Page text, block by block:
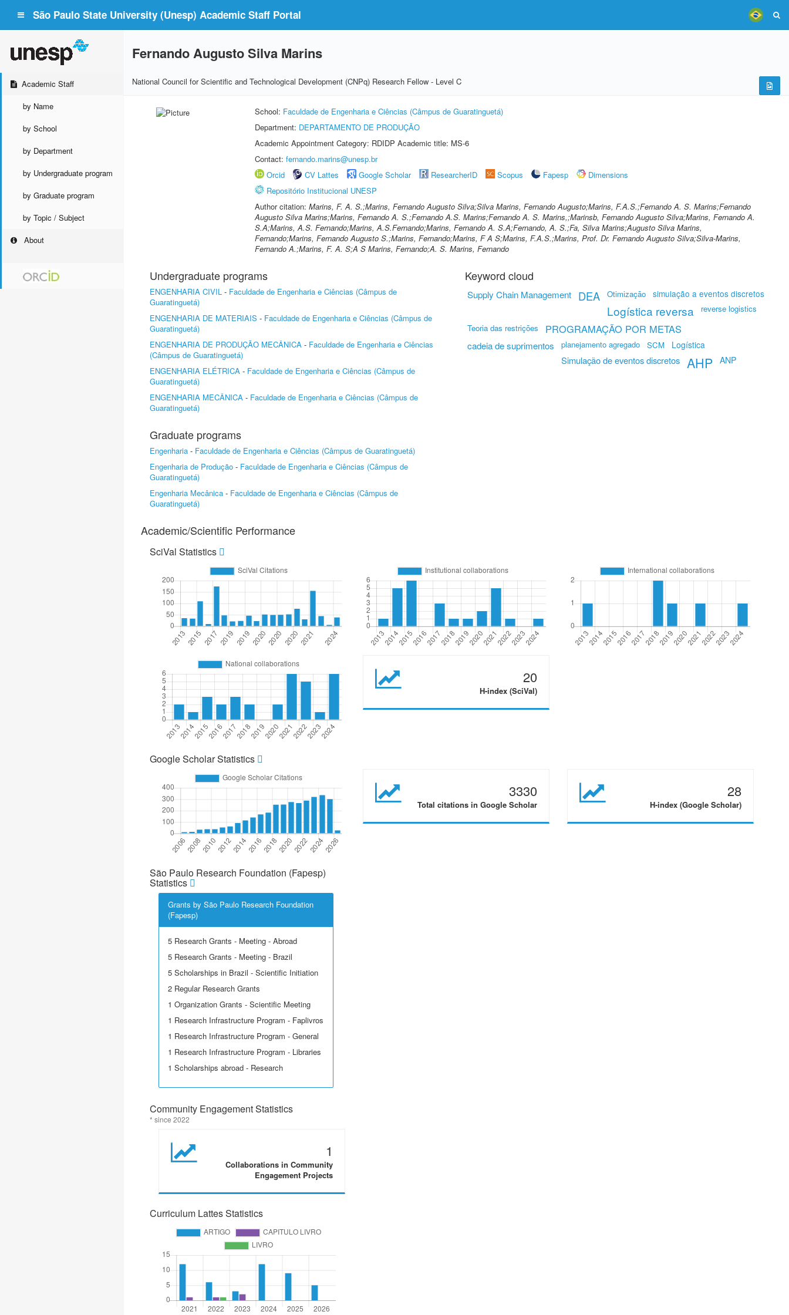
São Paulo State University (Unesp) Academic Staff Portal
Academic Staff
by Name
by School
by Department
by Undergraduate program
by Graduate program
by Topic / Subject
About
Fernando Augusto Silva Marins
National Council for Scientific and Technological Development (CNPq) Research Fellow - Level C
School: Faculdade de Engenharia e Ciências (Câmpus de Guaratinguetá)
Department: DEPARTAMENTO DE PRODUÇÃO
Academic Appointment Category: RDIDP Academic title: MS-6
Contact: fernando.marins@unesp.br
Orcid
CV Lattes Google Scholar ResearcherID Scopus Fapesp
Dimensions
Repositório Institucional UNESP
Author citation: Marins, F. A. S.;Marins, Fernando Augusto Silva;Silva Marins, Fernando Augusto;Marins, F.A.S.;Fernando A. S. Marins;Fernando
Augusto Silva Marins;Marins, Fernando A. S.;Fernando A.S. Marins;Fernando A. S. Marins,;Marinsb, Fernando Augusto Silva;Marins, Fernando A.
S.A;Marins, A.S. Fernando;Marins, A.S.Fernando;Marins, Fernando A. S.A;Fernando, A. S.;Fa, Silva Marins;Augusto Silva Marins,
Fernando;Marins, Fernando Augusto S.;Marins, Fernando;Marins, F A S;Marins, F.A.S.;Marins, Prof. Dr. Fernando Augusto Silva;Silva-Marins,
Fernando A.;Marins, F. A. S;A S Marins, Fernando;A. S. Marins, Fernando
Undergraduate programs
ENGENHARIA CIVIL - Faculdade de Engenharia e Ciências (Câmpus de
Guaratinguetá)
ENGENHARIA DE MATERIAIS - Faculdade de Engenharia e Ciências (Câmpus de
Guaratinguetá)
ENGENHARIA DE PRODUÇÃO MECÂNICA - Faculdade de Engenharia e Ciências
(Câmpus de Guaratinguetá)
ENGENHARIA ELÉTRICA - Faculdade de Engenharia e Ciências (Câmpus de
Guaratinguetá)
ENGENHARIA MECÂNICA - Faculdade de Engenharia e Ciências (Câmpus de
Guaratinguetá)
Graduate programs
Engenharia - Faculdade de Engenharia e Ciências (Câmpus de Guaratinguetá)
Engenharia de Produção - Faculdade de Engenharia e Ciências (Câmpus de
Guaratinguetá)
Engenharia Mecânica - Faculdade de Engenharia e Ciências (Câmpus de
Guaratinguetá)
Keyword cloud
Supply Chain Management DEA Otimização simulação a eventos discretos
Logística reversa
reverse logistics
Teoria das restrições
PROGRAMAÇÃO POR METAS
cadeia de suprimentos planejamento agregado SCM Logística
Simulação de eventos discretos AHP ANP
Academic/Scientific Performance
SciVal Statistics
20
H-index (SciVal)
Google Scholar Statistics
3330
Total citations in Google Scholar
28
H-index (Google Scholar)
São Paulo Research Foundation (Fapesp)
Statistics
Grants by São Paulo Research Foundation
(Fapesp)
5 Research Grants - Meeting - Abroad
5 Research Grants - Meeting - Brazil
5 Scholarships in Brazil - Scientific Initiation
2 Regular Research Grants
1 Organization Grants - Scientific Meeting
1 Research Infrastructure Program - Faplivros
1 Research Infrastructure Program - General
1 Research Infrastructure Program - Libraries
1 Scholarships abroad - Research
Community Engagement Statistics
* since 2022
1
Collaborations in Community
Engagement Projects
Curriculum Lattes Statistics